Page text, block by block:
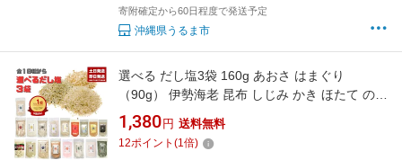
寄附確定から60日程度で発送予定
沖縄県うるま市
選べる だし塩3袋 160g あおさ はまぐり
（90g） 伊勢海老 昆布 しじみ かき ほたて のど
ぐろ 真鯛 あご かに 雲丹 金目鯛 あさり 旨辛だ
し塩（90g） だし塩スパイス（90g） 真鯛レモ
ン（90g） はぎの食品 おにぎり 出汁塩
1,380 円 送料無料
12ポイント (1倍)